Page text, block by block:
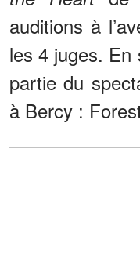
auditions à
les 4 juges. En
partie du
à Bercy :